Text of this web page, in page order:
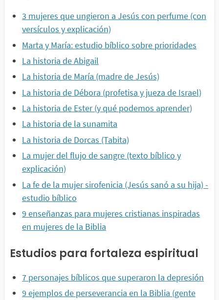
3 mujeres que ungieron a Jesús con perfume (con
versículos y explicación)
Marta y María: estudio bíblico sobre prioridades
La historia de Abigail
La historia de María (madre de Jesús)
La historia de Débora (profetisa y jueza de Israel)
La historia de Ester (y qué podemos aprender)
La historia de la sunamita
La historia de Dorcas (Tabita)
La mujer del flujo de sangre (texto bíblico y
explicación)
La fe de la mujer sirofenicia (Jesús sanó a su hija) -
estudio bíblico
9 enseñanzas para mujeres cristianas inspiradas
en mujeres de la Biblia
Estudios para fortaleza espiritual
7 personajes bíblicos que superaron la depresión
9 ejemplos de perseverancia en la Biblia (gente